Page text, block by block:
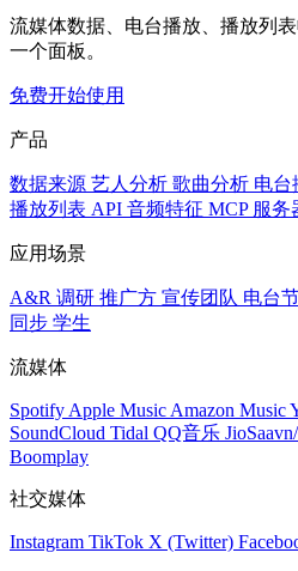
流媒体数据、电台播放、播放列
一个面板。
免费开始使用
产品
数据来源 艺人分析 歌曲分析 电台
播放列表 API 音频特征 MCP 服务
应用场景
A&R 调研 推广方 宣传团队 电台
同步 学生
流媒体
Spotify Apple Music Amazon Music
SoundCloud Tidal QQ音乐
Boomplay
社交媒体
Instagram TikTok X (Twitter)